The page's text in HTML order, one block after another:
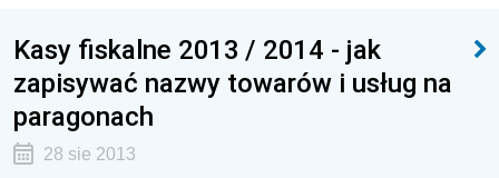
Kasy fiskalne 2013 / 2014 - jak
zapisywać nazwy towarów i usług na
paragonach
28 sie 2013